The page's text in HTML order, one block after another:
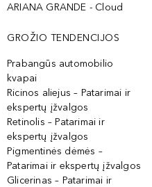
ARIANA GRANDE - Cloud
GROŽIO TENDENCIJOS
Prabangūs automobilio
kvapai
Ricinos aliejus – Patarimai ir
ekspertų įžvalgos
Retinolis – Patarimai ir
ekspertų įžvalgos
Pigmentinės dėmės –
Patarimai ir ekspertų įžvalgos
Glicerinas – Patarimai ir